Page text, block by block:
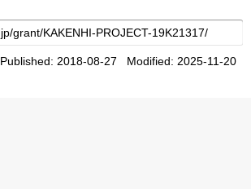
Published: 2018-08-27 Modified: 2025-11-20